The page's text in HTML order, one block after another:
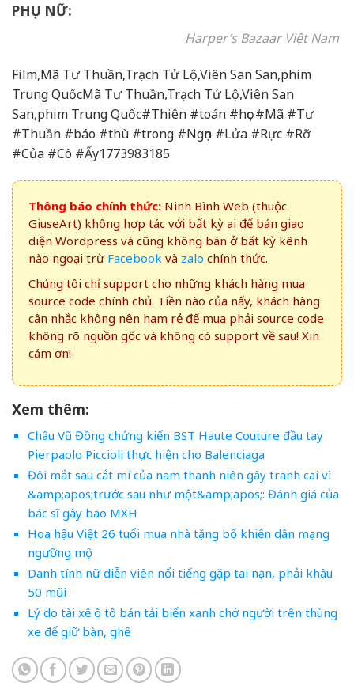
PHỤ NỮ:
Harper’s Bazaar Việt Nam
Film,Mã Tư Thuần,Trạch Tử Lộ,Viên San San,phim
Trung QuốcMã Tư Thuần,Trạch Tử Lộ,Viên San
San,phim Trung Quốc#Thiên #toán #học #Mã #Tư
#Thuần #báo #thù #trong #Ngọn #Lửa #Rực #Rỡ
#Của #Cô #Ấy1773983185
Thông báo chính thức: Ninh Bình Web (thuộc
GiuseArt) không hợp tác với bất kỳ ai để bán giao
diện Wordpress và cũng không bán ở bất kỳ kênh
nào ngoại trừ Facebook và zalo chính thức.
Chúng tôi chỉ support cho những khách hàng mua
source code chính chủ. Tiền nào của nấy, khách hàng
cân nhắc không nên ham rẻ để mua phải source code
không rõ nguồn gốc và không có support về sau! Xin
cám ơn!
Xem thêm:
Châu Vũ Đồng chứng kiến BST Haute Couture đầu tay
Pierpaolo Piccioli thực hiện cho Balenciaga
Đôi mắt sau cắt mí của nam thanh niên gây tranh cãi vì
&amp;apos;trước sau như một&amp;apos;: Đánh giá của
bác sĩ gây bão MXH
Hoa hậu Việt 26 tuổi mua nhà tặng bố khiến dân mạng
ngưỡng mộ
Danh tính nữ diễn viên nổi tiếng gặp tai nạn, phải khâu
50 mũi
Lý do tài xế ô tô bán tải biển xanh chở người trên thùng
xe để giữ bàn, ghế